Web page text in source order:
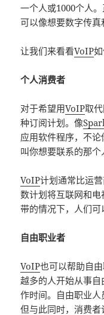
一个人或1000个人
可以像想要数字传真
让我们来看看VoIP
个人消费者
对于希望用VoIP取
种订阅计划。像
应用软件程序，不
叫你想要联系的那个
VoIP计划通常比运
数计划将互联网和
带的情况下，人们可
自由职业者
VoIP也可以帮助自
越多的人开始从事
作时间。自由职业人
但与此同时，消费